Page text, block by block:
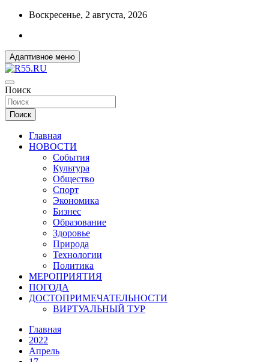
Перейти
содержимому
Воскресенье, 2 августа, 2026
Адаптивное меню
R55.RU
ДОБРЫЕ ВЕСТИ ИЗ ОМСКА
Поиск
Поиск
Главная
НОВОСТИ
События
Культура
Общество
Спорт
Экономика
Бизнес
Образование
Здоровье
Природа
Технологии
Политика
МЕРОПРИЯТИЯ
ПОГОДА
ДОСТОПРИМЕЧАТЕЛЬНОСТИ
ВИРТУАЛЬНЫЙ ТУР
Главная
2022
Апрель